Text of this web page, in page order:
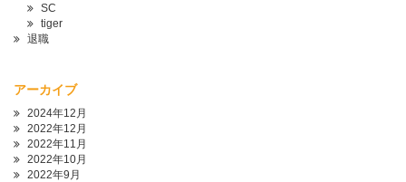
SC
tiger
退職
アーカイブ
2024年12月
2022年12月
2022年11月
2022年10月
2022年9月